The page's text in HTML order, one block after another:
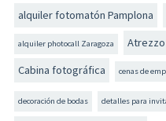
alquiler fotomatón Pamplona
alquiler photocall Zaragoza Atrezzo
Cabina fotográfica cenas de
decoración de bodas detalles para